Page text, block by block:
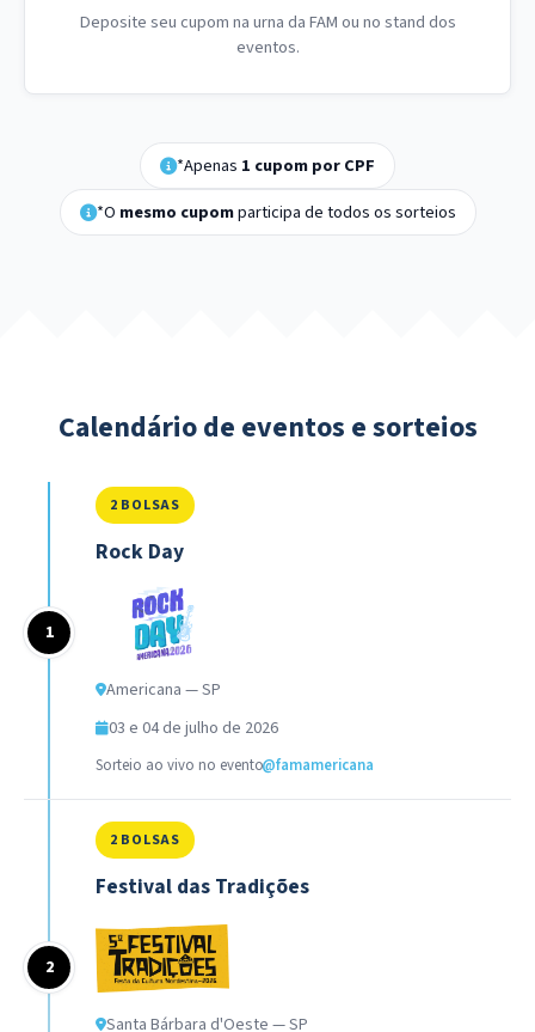
Deposite seu cupom na urna da FAM ou no stand dos
eventos.
*Apenas 1 cupom por CPF
*O mesmo cupomparticipa de todos os sorteios
Calendário de eventos e sorteios
2 BOLSAS
Rock Day
Americana — SP
03 e 04 de julho de 2026
Sorteio ao vivo no evento@famamericana
2 BOLSAS
Festival das Tradições
Santa Bárbara d'Oeste — SP